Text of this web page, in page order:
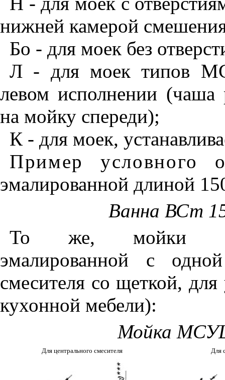
нижней камерой
Бо - для моек без
Л - для моек типов
левом исполнении (чаша
на мойку спереди);
К - для моек,
Пример условного
эмалированной длиной
Ванна ВСт
То же, мойки
эмалированной с
смесителя со щеткой,
кухонной мебели):
Мойка
Для центрального смесителя Для